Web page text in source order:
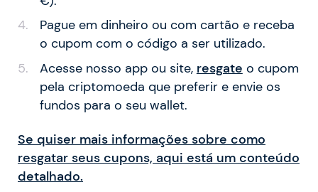
Pague em dinheiro ou com cartão e receba
o cupom com o código a ser utilizado.
Acesse nosso app ou site, resgate o cupom
pela criptomoeda que preferir e envie os
fundos para o seu wallet.
Se quiser mais informações sobre como
resgatar seus cupons, aqui está um conteúdo
detalhado.